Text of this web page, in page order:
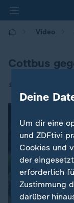
Video
Cottbus
18.06.2026 | 14:00
Deine
Um dir eine
und ZDFtivi
Cookies und
der
erforderlich
Zustimmung
darüber